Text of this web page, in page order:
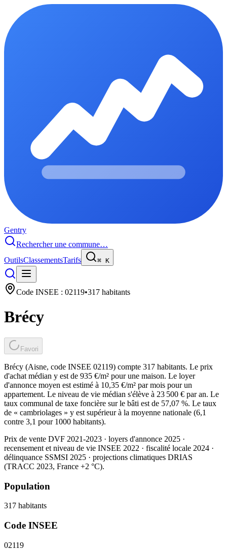
Gentry
Rechercher une commune…
OutilsClassementsTarifs ⌘ K
Code INSEE : 02119•317 habitants
Brécy
Favori
Brécy (Aisne, code INSEE 02119) compte 317 habitants. Le prix
d'achat médian y est de 935 €/m² pour une maison. Le loyer
d'annonce moyen est estimé à 10,35 €/m² par mois pour un
appartement. Le niveau de vie médian s'élève à 23 500 € par an. Le
taux communal de taxe foncière sur le bâti est de 57,07 %. Le taux
de « cambriolages » y est supérieur à la moyenne nationale (6,1
contre 3,1 pour 1000 habitants).
Prix de vente DVF 2021-2023 · loyers d'annonce 2025 ·
recensement et niveau de vie INSEE 2022 · fiscalité locale 2024 ·
délinquance SSMSI 2025 · projections climatiques DRIAS
(TRACC 2023, France +2 °C).
Population
317 habitants
Code INSEE
02119